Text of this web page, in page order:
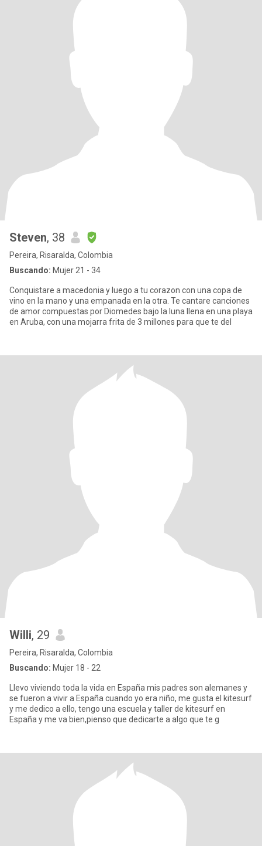
Steven, 38
Pereira, Risaralda, Colombia
Buscando: Mujer 21 - 34
Conquistare a macedonia y luego a tu corazon con una copa de
vino en la mano y una empanada en la otra. Te cantare canciones
de amor compuestas por Diomedes bajo la luna llena en una playa
en Aruba, con una mojarra frita de 3 millones para que te del
Willi, 29
Pereira, Risaralda, Colombia
Buscando: Mujer 18 - 22
Llevo viviendo toda la vida en España mis padres son alemanes y
se fueron a vivir a España cuando yo era niño, me gusta el kitesurf
y me dedico a ello, tengo una escuela y taller de kitesurf en
España y me va bien,pienso que dedicarte a algo que te g